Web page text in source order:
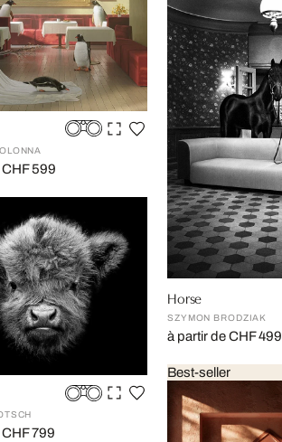
599
799
Horse
SZYMON BRODZIAK
à partir de CHF 499
Best-seller